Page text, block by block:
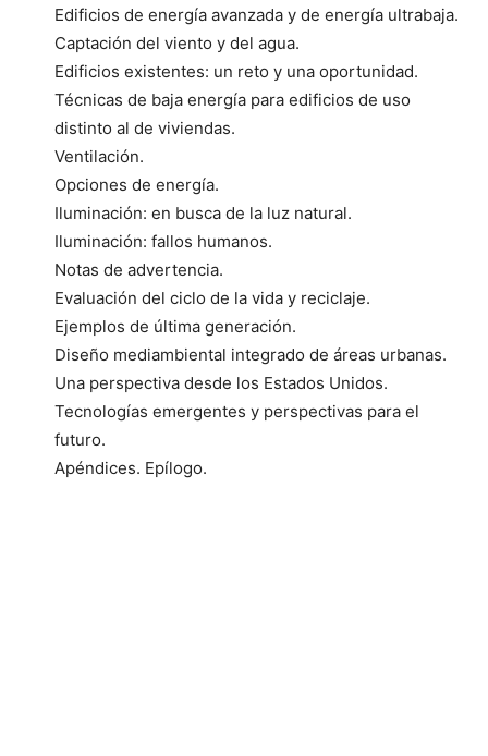
Edificios de energía avanzada y de energía ultrabaja.
Captación del viento y del agua.
Edificios existentes: un reto y una oportunidad.
Técnicas de baja energía para edificios de uso
distinto al de viviendas.
Ventilación.
Opciones de energía.
Iluminación: en busca de la luz natural.
Iluminación: fallos humanos.
Notas de advertencia.
Evaluación del ciclo de la vida y reciclaje.
Ejemplos de última generación.
Diseño mediambiental integrado de áreas urbanas.
Una perspectiva desde los Estados Unidos.
Tecnologías emergentes y perspectivas para el
futuro.
Apéndices. Epílogo.